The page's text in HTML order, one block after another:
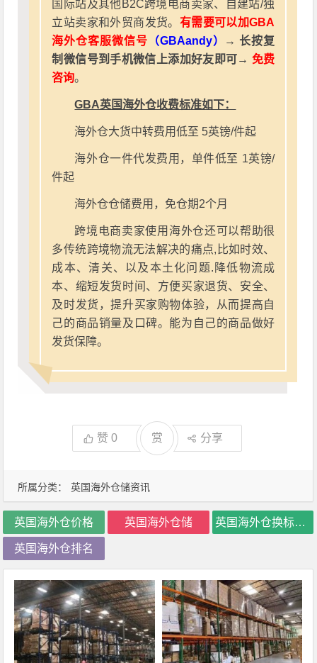
所属分类： 英国海外仓储资讯
国际站及其他B2C跨境电商卖家、自建站/独
立站卖家和外贸商发货。 有需要可以加GBA
海外仓客服微信号 （GBAandy）
→ 长按复
制微信号到手机微信上添加好友即可→ 免费
咨询。
GBA英国海外仓收费标准如下：
海外仓大货中转费用低至 5英镑/件起
海外仓一件代发费用，单件低至 1英镑/
件起
海外仓仓储费用，免仓期2个月
跨境电商卖家使用海外仓还可以帮助很
多传统跨境物流无法解决的痛点,比如时效、
成本、清关、以及本土化问题.降低物流成
本、缩短发货时间、方便买家退货、安全、
及时发货，提升买家购物体验，从而提高自
己的商品销量及口碑。能为自己的商品做好
发货保障。
赞0 赏 分享
英国海外仓价格 英国海外仓储 英国海外仓换标价格
英国海外仓排名